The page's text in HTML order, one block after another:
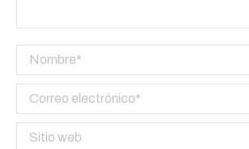
Nombre *
Correo electrónico *
Sitio web